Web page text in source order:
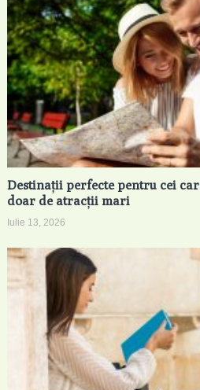
Destinații perfecte pentru cei
doar de atracții mari
Iulie 13, 2026